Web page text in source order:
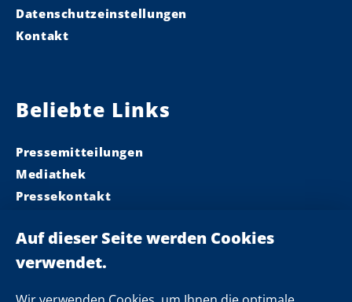
Datenschutzeinstellungen
Kontakt
Beliebte Links
Pressemitteilungen
Mediathek
Pressekontakt
Landeskabinett
Einsamkeit